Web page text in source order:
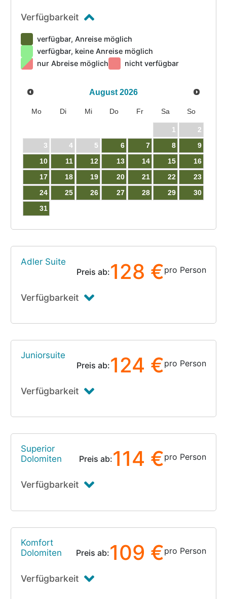
Verfügbarkeit
verfügbar, Anreise möglich
verfügbar, keine Anreise möglich
nur Abreise möglich
nicht verfügbar
August 2026
Mo Di Mi Do Fr Sa So
1
2
3
4 5 6 7 8
9
10
11 12 13 14 15
16
17
18 19 20 21 22
23
24
25 26 27 28 29
30
31
Adler Suite
Preis ab:128 €pro Person
Verfügbarkeit
Juniorsuite
Preis ab:124 €pro Person
Verfügbarkeit
Superior
Dolomiten
Preis ab:114 €pro Person
Verfügbarkeit
Komfort
Dolomiten
Preis ab:109 €pro Person
Verfügbarkeit